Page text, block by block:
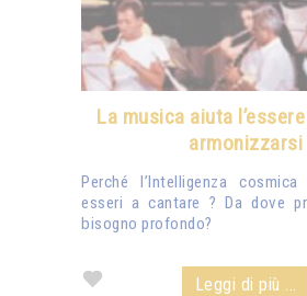
La musica aiuta
armonizzarsi
Perché l’Intelligenza
esseri a cantare ? Da dove
bisogno profondo?
Leggi di più ...